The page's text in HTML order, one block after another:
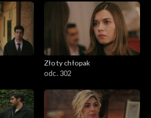
Złoty chłopak
odc. 302